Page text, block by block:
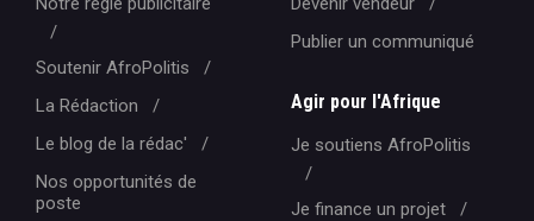
Soutenir AfroPolitis
La Rédaction
Le blog de la rédac'
Nos opportunités de
poste
Publier un communiqué
Agir pour l'Afrique
Je soutiens AfroPolitis
Je finance un projet